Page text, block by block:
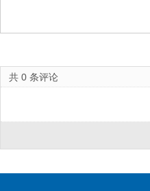
共 0 条评论